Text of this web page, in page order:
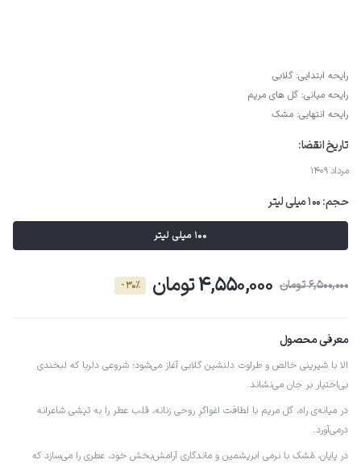
رایحه ابتدایی: گلابی
رایحه میانی: گل های مریم
رایحه انتهایی: مشک
تاریخ انقضا:
مرداد 1409
حجم:100 میلی لیتر
100 میلی لیتر
6,500,000 تومان 4,550,000 تومان - 30٪
معرفی محصول
الا با شیرینی خالص و طراوت دلنشین گلابی آغاز می‌شود؛ شروعی دلربا که لبخندی
بی‌اختیار بر جان می‌نشاند.
در میانه‌ی راه، گل مریم با لطافت اغواگرِ روحی زنانه، قلب عطر را به تپشی شاعرانه
درمی‌آورد.
در پایان، مُشک با نرمی ابریشمین و ماندگاری آرامش‌بخش خود، عطری را می‌سازد که